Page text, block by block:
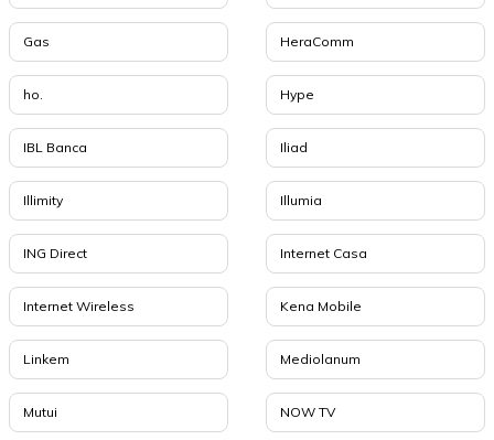
Gas HeraComm
ho. Hype
IBL Banca Iliad
Illimity Illumia
ING Direct Internet Casa
Internet Wireless Kena Mobile
Linkem Mediolanum
Mutui NOW TV